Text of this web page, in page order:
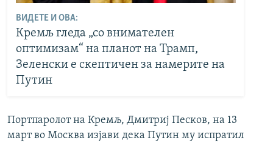
ВИДЕТЕ И ОВА:
Кремљ гледа „со внимателен
оптимизам“ на планот на Трамп,
Зеленски е скептичен за намерите на
Путин
Портпаролот на Кремљ, Дмитриј Песков, на 13
март во Москва изјави дека Путин му испратил